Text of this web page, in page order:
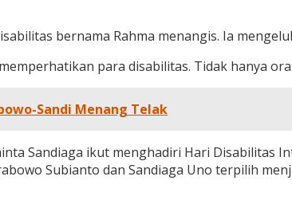
bernama Rahma menangis. Ia
para disabilitas. Tidak hanya
Sandi Menang Telak
Sandiaga ikut menghadiri Hari Disabilitas
Subianto dan Sandiaga Uno terpilih